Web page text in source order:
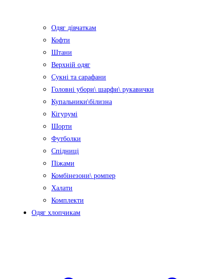
Одяг дівчаткам
Кофти
Штани
Верхній одяг
Сукні та сарафани
Головні убори\ шарфи\ рукавички
Купальники\білизна
Кігурумі
Шорти
Футболки
Спідниці
Піжами
Комбінезони\ ромпер
Халати
Комплекти
Одяг хлопчикам